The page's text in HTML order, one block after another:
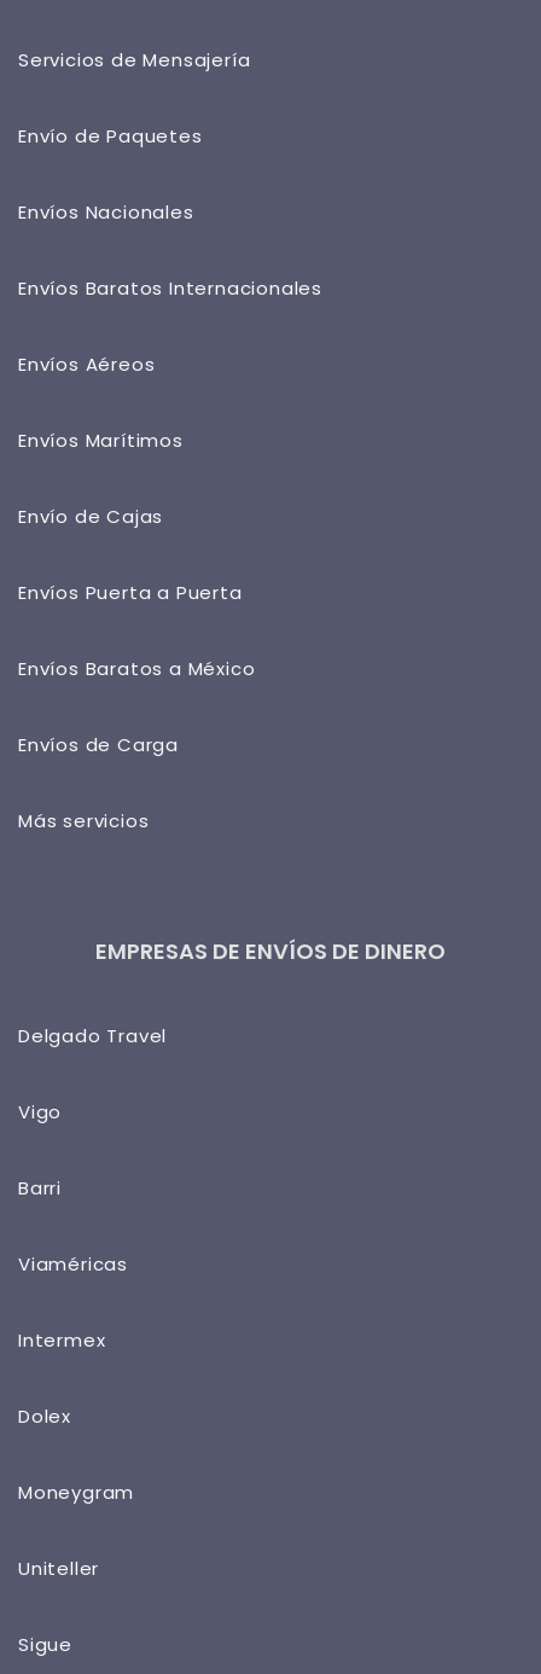
Servicios de Mensajería
Envío de Paquetes
Envíos Nacionales
Envíos Baratos Internacionales
Envíos Aéreos
Envíos Marítimos
Envío de Cajas
Envíos Puerta a Puerta
Envíos Baratos a México
Envíos de Carga
Más servicios
EMPRESAS DE ENVÍOS DE DINERO
Delgado Travel
Vigo
Barri
Viaméricas
Intermex
Dolex
Moneygram
Uniteller
Sigue